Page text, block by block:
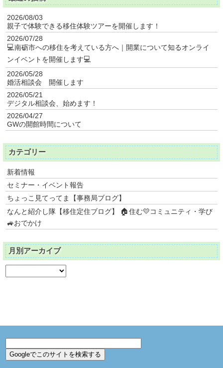
2026/08/03
親子で体験できる移住体験ツアーを開催します！
2026/07/28
💻南砺市への移住を考えている方へ｜開業について知るオンライ
ンイベントを開催します💻
2026/05/28
婚活相談会 開催します
2026/05/21
デジタル相談会、始めます！
2026/04/27
GWの開館時間について
カテゴリー
新着情報
セミナー・イベント報告
ちょっこ見てってま【事務局ブログ】
なんと紹介し隊【移住定住ブログ】 🏠住む💛コミュニティ・学び
🚙おでかけ
月別アーカイブ